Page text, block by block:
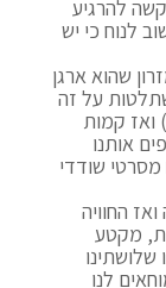
להרגיע
לנוח כי יש
שהוא ארגן
על זה
ואז קמות
אותנו
שודדי
החוויה
מקטע
שלושתינו
לנו